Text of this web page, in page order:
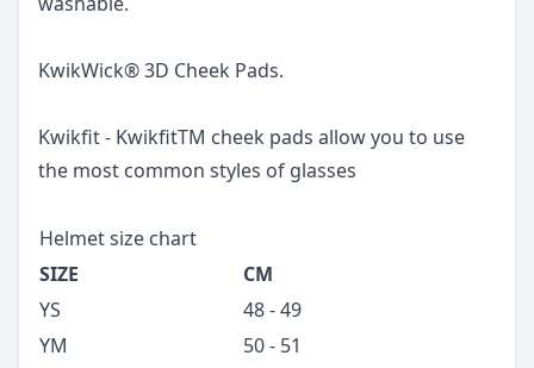
KwikWick® 3D Cheek Pads.
Kwikfit - KwikfitTM cheek pads allow you to use
the most common styles of glasses
Helmet size chart
SIZE
CM
YS
48 - 49
YM
50 - 51